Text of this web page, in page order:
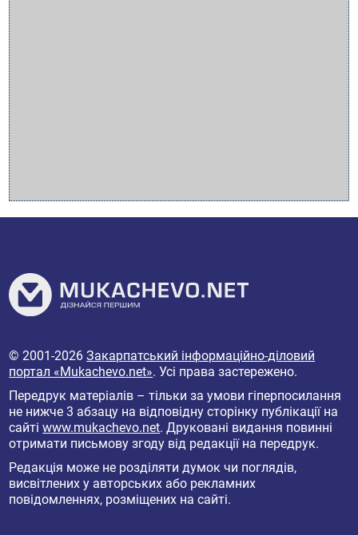
© 2001-2026Закарпатський інформаційно-діловий
портал «Mukachevo.net». Усі права застережено.
Передрук матеріалів – тільки за умови гіперпосилання
не нижче 3 абзацу на відповідну сторінку публікації на
сайтіwww.mukachevo.net. Друковані видання повинні
отримати письмову згоду від редакції на передрук.
Редакція може не розділяти думок чи поглядів,
висвітлених у авторських або рекламних
повідомленнях, розміщених на сайті.